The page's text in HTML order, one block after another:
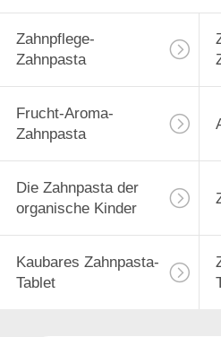
Zahnpflege-
Zahnpasta
Frucht-Aroma-
Zahnpasta
Die Zahnpasta der
organische Kinder
Kaubares Zahnpasta-
Tablet